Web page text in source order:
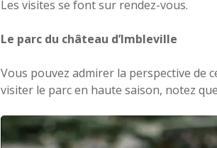
Les visites se font sur rendez-vous.
Le parc du château d’Imbleville
Vous pouvez admirer la perspective de
visiter le parc en haute saison, notez